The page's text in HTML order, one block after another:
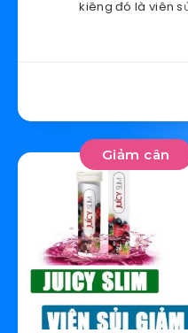
kiêng đó là viên
Giảm cân